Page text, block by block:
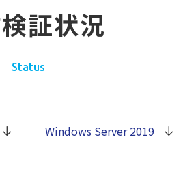
証状況
Status
Windows Server 2019